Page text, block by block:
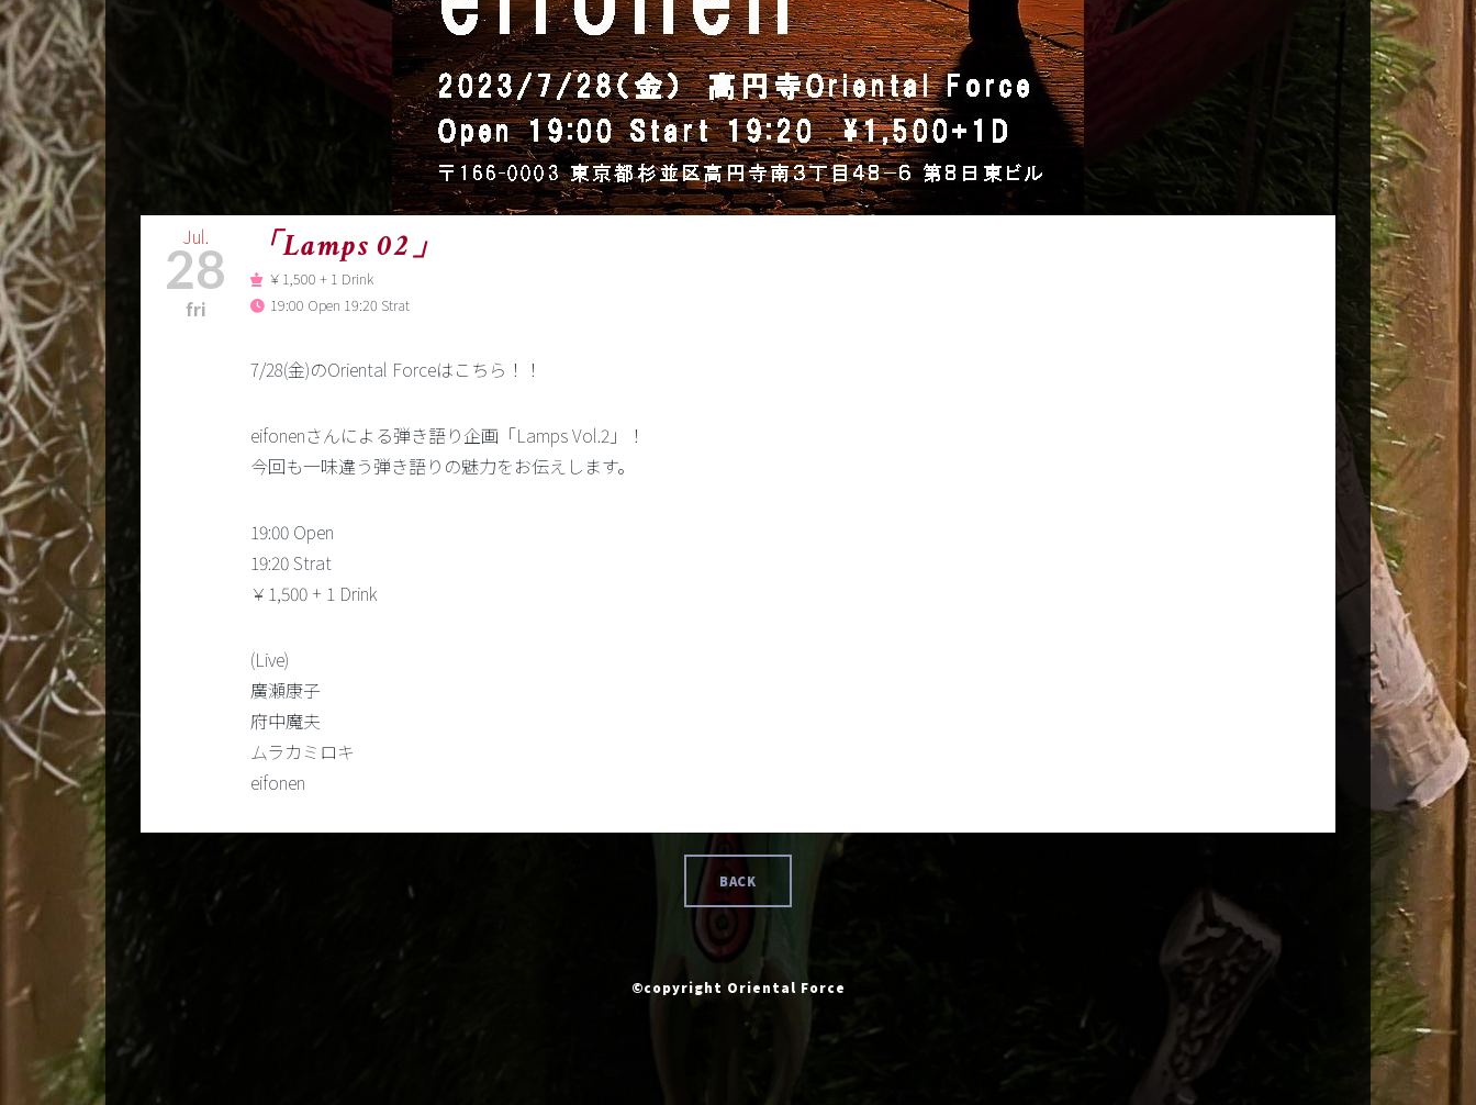
Jul.
28
fri
「Lamps 02」
￥1,500 + 1 Drink
19:00 Open 19:20 Strat
7/28(金)のOriental Forceはこちら！！
eifonenさんによる弾き語り企画「Lamps Vol.2」！
今回も一味違う弾き語りの魅力をお伝えします。
19:00 Open
19:20 Strat
￥1,500 + 1 Drink
(Live)
廣瀬康子
府中魔夫
ムラカミロキ
eifonen
BACK
©copyright Oriental Force